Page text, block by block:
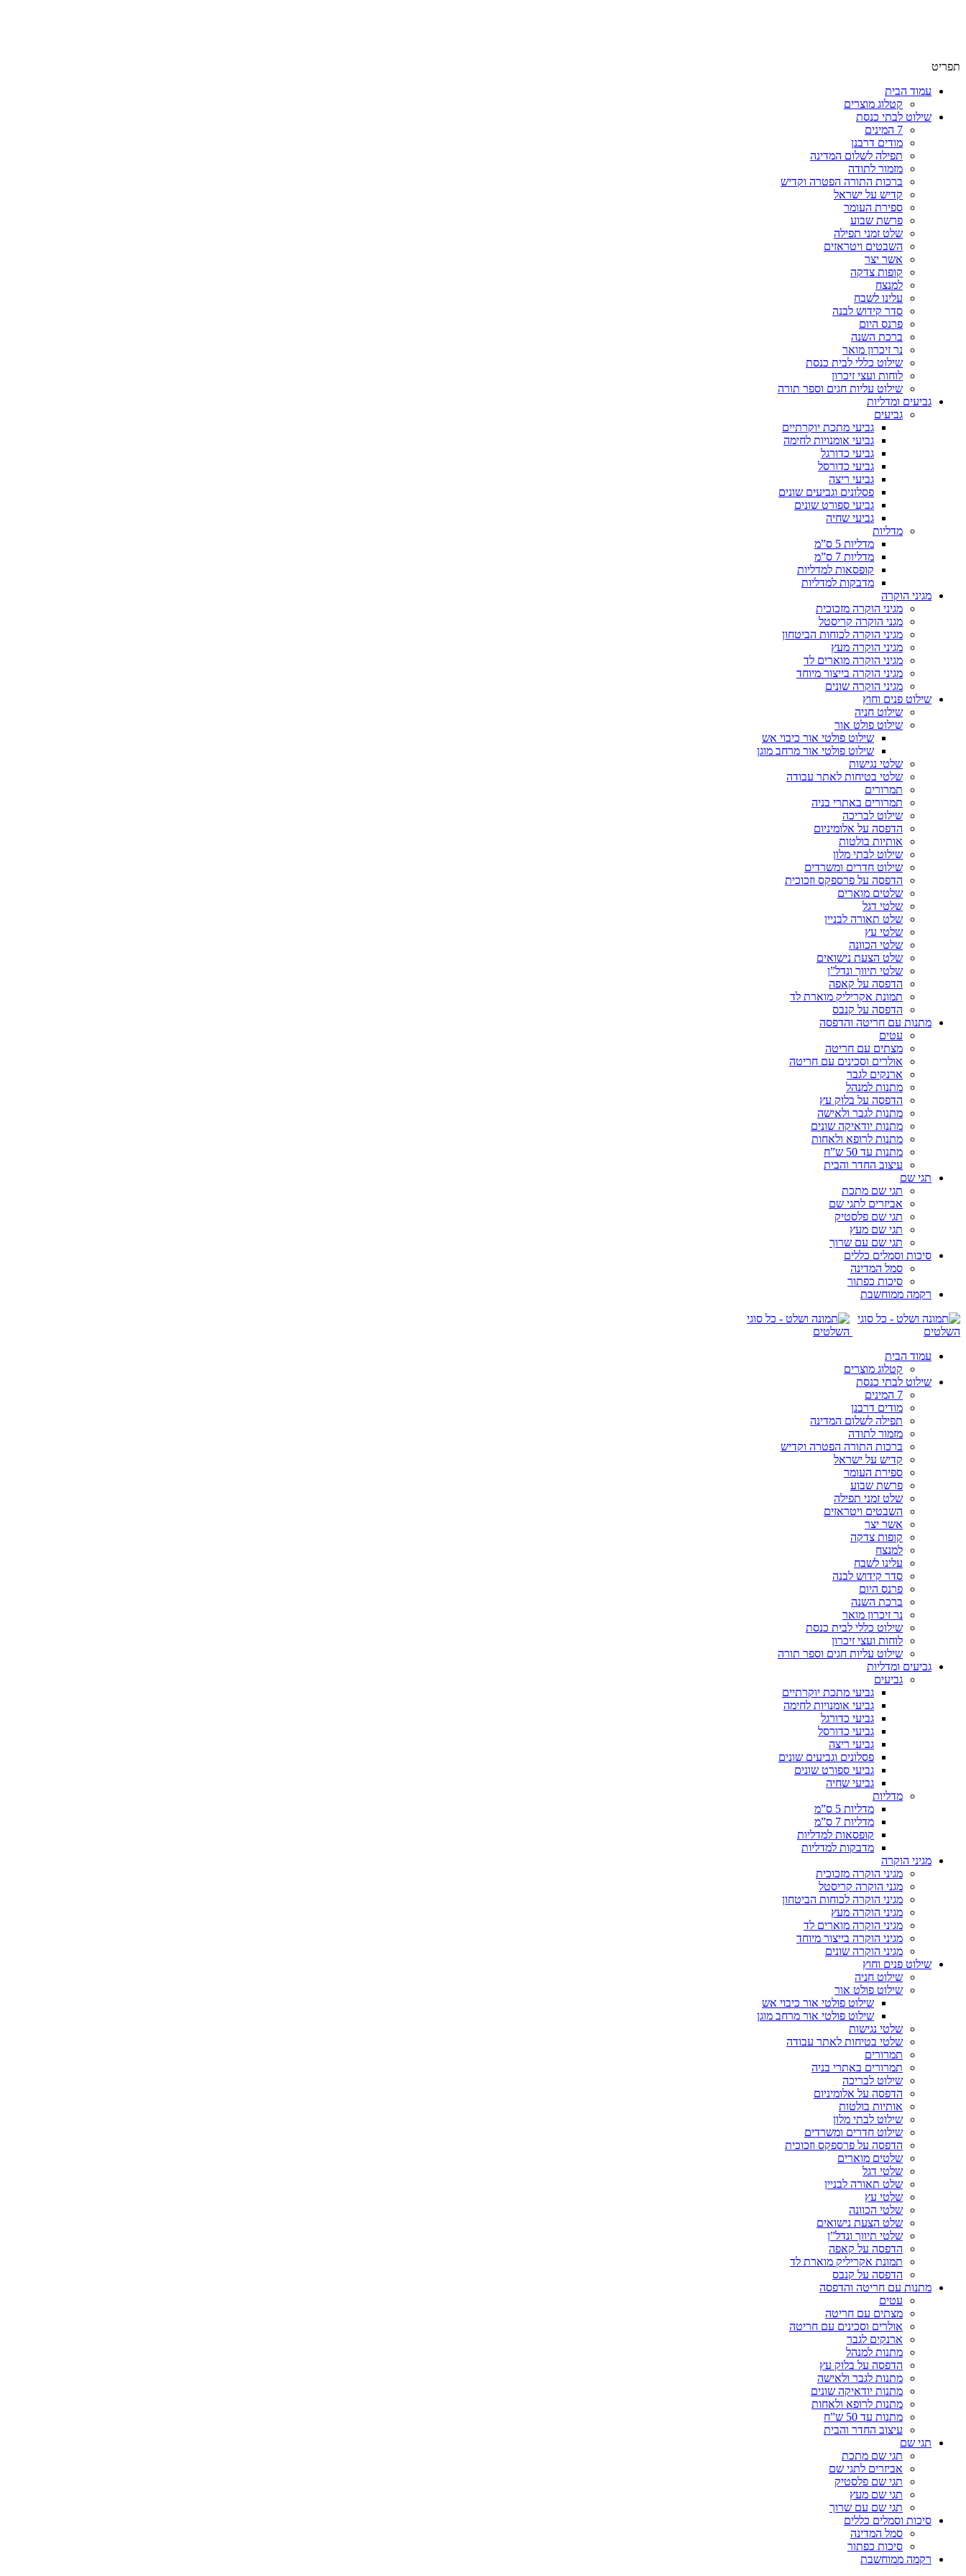
תפריט
עמוד הבית
קטלוג מוצרים
שילוט לבתי כנסת
7 המינים
מודים דרבנן
תפילה לשלום המדינה
מזמור לתודה
ברכות התורה הפטרה וקדיש
קדיש על ישראל
ספירת העומר
פרשת שבוע
שלט זמני תפילה
השבטים ויטראזים
אשר יצר
קופות צדקה
למנצח
עלינו לשבח
סדר קידוש לבנה
פרנס היום
ברכת השנה
נר זיכרון מואר
שילוט כללי לבית כנסת
לוחות ועצי זיכרון
שילוט עליות חגים וספר תורה
גביעים ומדליות
גביעים
גביעי מתכת יוקרתיים
גביעי אומנויות לחימה
גביעי כדורגל
גביעי כדורסל
גביעי ריצה
פסלונים וגביעים שונים
גביעי ספורט שונים
גביעי שחיה
מדליות
מדליות 5 ס”מ
מדליות 7 ס”מ
קופסאות למדליות
מדבקות למדליות
מגיני הוקרה
מגיני הוקרה מזכוכית
מגני הוקרה קריסטל
מגיני הוקרה לכוחות הביטחון
מגיני הוקרה מעץ
מגיני הוקרה מוארים לד
מגיני הוקרה בייצור מיוחד
מגיני הוקרה שונים
שילוט פנים וחוץ
שילוט חניה
שילוט פולט אור
שילוט פולטי אור כיבוי אש
שילוט פולטי אור מרחב מוגן
שלטי נגישות
שלטי בטיחות לאתר עבודה
תמרורים
תמרורים באתרי בניה
שילוט לבריכה
הדפסה על אלומיניום
אותיות בולטות
שילוט לבתי מלון
שילוט חדרים ומשרדים
הדפסה על פרספקס וזכוכית
שלטים מוארים
שלטי דגל
שלט תאורה לבניין
שלטי עץ
שלטי הכוונה
שלט הצעת נישואים
שלטי תיווך ונדל”ן
הדפסה על קאפה
תמונת אקריליק מוארת לד
הדפסה על קנבס
מתנות עם חריטה והדפסה
עטים
מצתים עם חריטה
אולרים וסכינים עם חריטה
ארנקים לגבר
מתנות למנהל
הדפסה על בלוק עץ
מתנות לגבר ולאישה
מתנות יודאיקה שונים
מתנות לרופא ולאחות
מתנות עד 50 ש”ח
עיצוב החדר והבית
תגי שם
תגי שם מתכת
אביזרים לתגי שם
תגי שם פלסטיק
תגי שם מעץ
תגי שם עם שרוך
סיכות וסמלים כללים
סמל המדינה
סיכות כפתור
רקמה ממוחשבת
עמוד הבית
קטלוג מוצרים
שילוט לבתי כנסת
7 המינים
מודים דרבנן
תפילה לשלום המדינה
מזמור לתודה
ברכות התורה הפטרה וקדיש
קדיש על ישראל
ספירת העומר
פרשת שבוע
שלט זמני תפילה
השבטים ויטראזים
אשר יצר
קופות צדקה
למנצח
עלינו לשבח
סדר קידוש לבנה
פרנס היום
ברכת השנה
נר זיכרון מואר
שילוט כללי לבית כנסת
לוחות ועצי זיכרון
שילוט עליות חגים וספר תורה
גביעים ומדליות
גביעים
גביעי מתכת יוקרתיים
גביעי אומנויות לחימה
גביעי כדורגל
גביעי כדורסל
גביעי ריצה
פסלונים וגביעים שונים
גביעי ספורט שונים
גביעי שחיה
מדליות
מדליות 5 ס”מ
מדליות 7 ס”מ
קופסאות למדליות
מדבקות למדליות
מגיני הוקרה
מגיני הוקרה מזכוכית
מגני הוקרה קריסטל
מגיני הוקרה לכוחות הביטחון
מגיני הוקרה מעץ
מגיני הוקרה מוארים לד
מגיני הוקרה בייצור מיוחד
מגיני הוקרה שונים
שילוט פנים וחוץ
שילוט חניה
שילוט פולט אור
שילוט פולטי אור כיבוי אש
שילוט פולטי אור מרחב מוגן
שלטי נגישות
שלטי בטיחות לאתר עבודה
תמרורים
תמרורים באתרי בניה
שילוט לבריכה
הדפסה על אלומיניום
אותיות בולטות
שילוט לבתי מלון
שילוט חדרים ומשרדים
הדפסה על פרספקס וזכוכית
שלטים מוארים
שלטי דגל
שלט תאורה לבניין
שלטי עץ
שלטי הכוונה
שלט הצעת נישואים
שלטי תיווך ונדל”ן
הדפסה על קאפה
תמונת אקריליק מוארת לד
הדפסה על קנבס
מתנות עם חריטה והדפסה
עטים
מצתים עם חריטה
אולרים וסכינים עם חריטה
ארנקים לגבר
מתנות למנהל
הדפסה על בלוק עץ
מתנות לגבר ולאישה
מתנות יודאיקה שונים
מתנות לרופא ולאחות
מתנות עד 50 ש”ח
עיצוב החדר והבית
תגי שם
תגי שם מתכת
אביזרים לתגי שם
תגי שם פלסטיק
תגי שם מעץ
תגי שם עם שרוך
סיכות וסמלים כללים
סמל המדינה
סיכות כפתור
רקמה ממוחשבת